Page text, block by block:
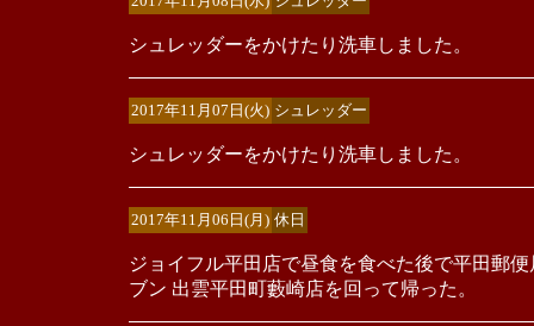
シュレッダーをかけたり洗車しました。
2017年11月07日(火) シュレッダー
シュレッダーをかけたり洗車しました。
2017年11月06日(月) 休日
ジョイフル平田店で昼食を食べた後で平田郵
ブン 出雲平田町藪崎店を回って帰った。